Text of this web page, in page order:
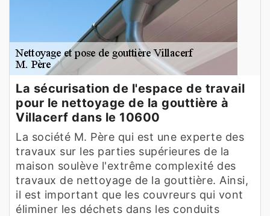
La sécurisation de l'espace de travail
pour le nettoyage de la gouttière à
Villacerf dans le 10600
La société M. Père qui est une experte des
travaux sur les parties supérieures de la
maison soulève l'extrême complexité des
travaux de nettoyage de la gouttière. Ainsi,
il est important que les couvreurs qui vont
éliminer les déchets dans les conduits